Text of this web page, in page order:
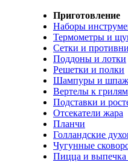
Приготовление
Наборы
Термометры и
Сетки и противни
Поддоны и лотки
Решетки и полки
Шампуры и
Вертелы к грилям
Подставки и
Отсекатели жара
Планчи
Голландские
Чугунные
Пицца и выпечка